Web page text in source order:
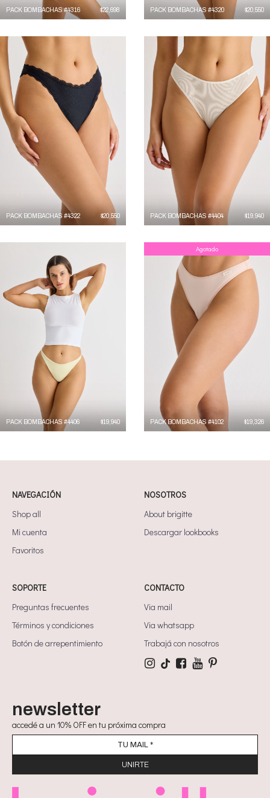
PACK BOMBACHAS #4316 $22,698 PACK BOMBACHAS #4320 $20,550
PACK BOMBACHAS #4322 $20,550 PACK BOMBACHAS #4404 $19,940
PACK BOMBACHAS #4406 $19,940
Agotado
PACK BOMBACHAS #4102 $19,326
NAVEGACIÓN
Shop all
Mi cuenta
Favoritos
NOSOTROS
About brigitte
Descargar lookbooks
SOPORTE
Preguntas frecuentes
Términos y condiciones
Botón de arrepentimiento
CONTACTO
Via mail
Via whatsapp
Trabajá con nosotros
newsletter
accedé a un 10% OFF en tu próxima compra